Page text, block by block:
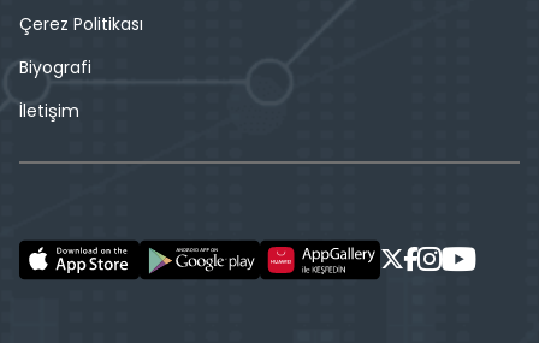
Çerez Politikası
Biyografi
İletişim